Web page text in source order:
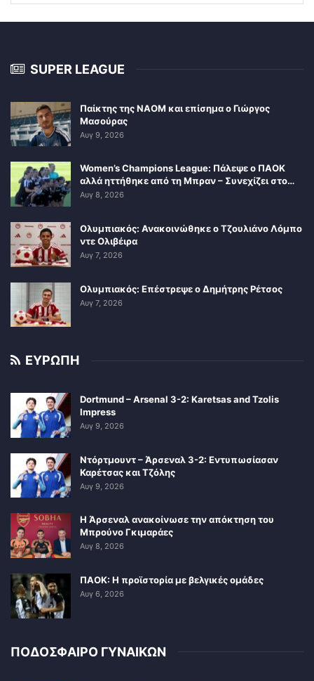
SUPER LEAGUE
Παίκτης της ΝΑΟΜ και επίσημα ο Γιώργος
Μασούρας
Αυγ 9, 2026
Women’s Champions League: Πάλεψε ο ΠΑΟΚ
αλλά ηττήθηκε από τη Μπραν – Συνεχίζει στο…
Αυγ 8, 2026
Ολυμπιακός: Ανακοινώθηκε ο Τζουλιάνο Λόμπο
ντε Ολιβέιρα
Αυγ 7, 2026
Ολυμπιακός: Επέστρεψε ο Δημήτρης Ρέτσος
Αυγ 7, 2026
ΕΥΡΩΠΗ
Dortmund – Arsenal 3-2: Karetsas and Tzolis
Impress
Αυγ 9, 2026
Ντόρτμουντ – Άρσεναλ 3-2: Εντυπωσίασαν
Καρέτσας και Τζόλης
Αυγ 9, 2026
Η Άρσεναλ ανακοίνωσε την απόκτηση του
Μπρούνο Γκιμαράες
Αυγ 8, 2026
ΠΑΟΚ: Η προϊστορία με βελγικές ομάδες
Αυγ 6, 2026
ΠΟΔΟΣΦΑΙΡΟ ΓΥΝΑΙΚΩΝ